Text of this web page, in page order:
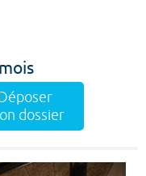
dossier